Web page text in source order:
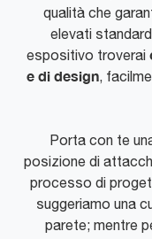
qualità che
elevati
espositivo troverai
e di design,
Porta con te
posizione di
processo di
suggeriamo una
parete; mentre